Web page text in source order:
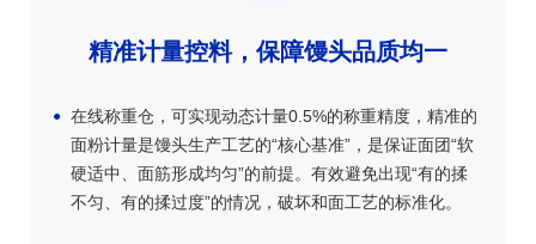
精准计量控料，保障馒头品质均一
在线称重仓，可实现动态计量0.5%的称重精度，精准的
面粉计量是馒头生产工艺的“核心基准”，是保证面团“软
硬适中、面筋形成均匀”的前提。有效避免出现“有的揉
不匀、有的揉过度”的情况，破坏和面工艺的标准化。